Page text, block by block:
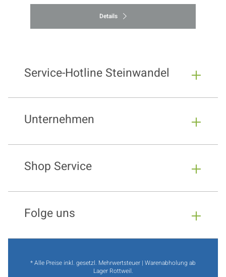
Details
Service-Hotline Steinwandel
Unternehmen
Shop Service
Folge uns
* Alle Preise inkl. gesetzl. Mehrwertsteuer | Warenabholung ab
Lager Rottweil.